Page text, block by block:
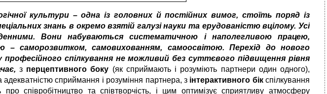
культури – одна із головних й постійних вимог, стоїть поряд із
знань в окремо взятій галузі науки та ерудованістю вцілому. Усі
Вони набуваються систематичною і наполегливою працею,
– саморозвитком, самовихованням, самоосвітою. Перехід до нового
професійного спілкуванняне можливий без суттєвого підвищення рівня
з перцептивного боку (як сприймають і розуміють партнери один одного),
адекватністю сприймання і розуміння партнера, з інтерактивного бікспілкування
про співробітництво та співтворчість, і цим оптимізує сприятливу атмосферу